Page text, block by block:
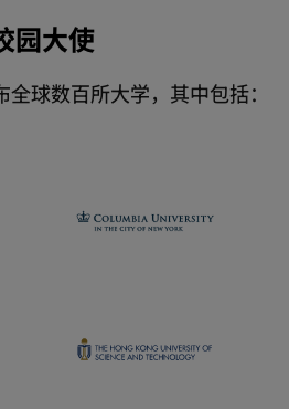
园大使
球数百所大学，其中包括：